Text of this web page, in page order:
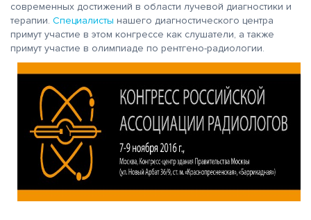
современных достижений в области лучевой диагностики и
терапии. Специалисты нашего диагностического центра
примут участие в этом конгрессе как слушатели, а также
примут участие в олимпиаде по рентгено-радиологии.